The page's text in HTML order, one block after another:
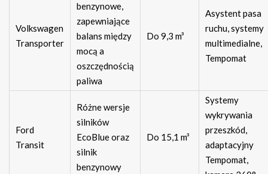
Volkswagen
Transporter
benzynowe,
zapewniające
balans między
mocą a
oszczędnością
paliwa
Do 9,3 m³
Asystent pasa
ruchu, systemy
multimedialne,
Tempomat
Ford
Transit
Różne wersje
silników
EcoBlue oraz
silnik
benzynowy
Do 15,1 m³
Systemy
wykrywania
przeszkód,
adaptacyjny
Tempomat,